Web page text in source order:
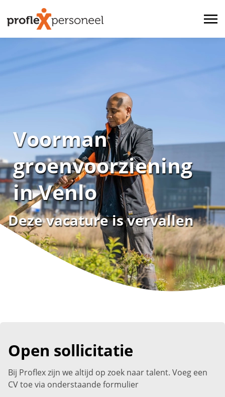
Voorman
groenvoorziening
in Venlo
Deze vacature is vervallen
Open sollicitatie
Bij Proflex zijn we altijd op zoek naar talent. Voeg een
CV toe via onderstaande formulier